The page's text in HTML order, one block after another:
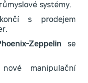
systémy.
s prodejem
Zeppelin se
manipulační